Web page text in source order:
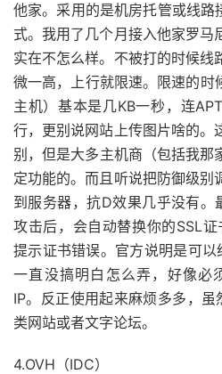
他家。采用的是机房托管或线路
式。我用了几个月接入他家罗马
实在不怎么样。不被打的时候线
微一高，上行就限速。限速的时
主机）基本是几KB一秒，连
行，更别说网站上传图片啥的。
别，但是大多主机商（包括我那
定功能的。而且听说把防御级别
到服务器，抗D效果几乎没有。
攻击后，会自动替换你的SSL
提示证书错误。官方说明是可
一直没搞明白怎么弄，好像必
IP。反正使用起来麻烦多多，
类网站或者文字论坛。
4.OVH（IDC）